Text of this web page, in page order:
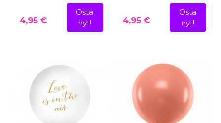
4,95 €
Osta
nyt!
4,95 €
Osta
nyt!